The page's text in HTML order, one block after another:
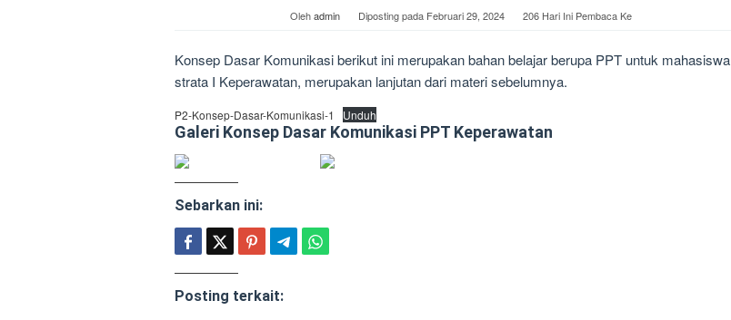
Olehadmin Diposting pada Februari 29, 2024 206 Hari Ini Pembaca Ke
Konsep Dasar Komunikasi berikut ini merupakan bahan belajar berupa PPT untuk mahasiswa
strata I Keperawatan, merupakan lanjutan dari materi sebelumnya.
P2-Konsep-Dasar-Komunikasi-1 Unduh
Galeri Konsep Dasar Komunikasi PPT Keperawatan
Sebarkan ini:
Posting terkait: